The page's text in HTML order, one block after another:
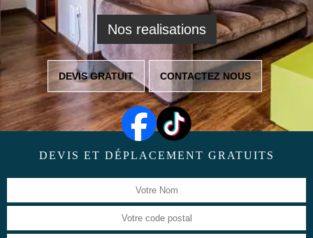
Nos realisations
DEVIS GRATUIT CONTACTEZ NOUS
DEVIS ET DÉPLACEMENT GRATUITS